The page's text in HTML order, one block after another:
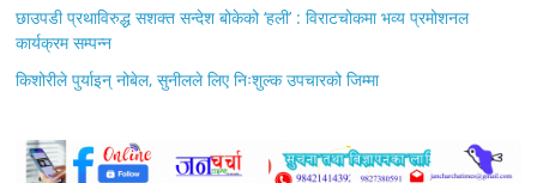
छाउपडी प्रथाविरुद्ध सशक्त सन्देश बोकेको ‘हली’ : विराटचोकमा भव्य प्रमोशनल
कार्यक्रम सम्पन्न
किशोरीले पुर्याइन् नोबेल, सुनीलले लिए निःशुल्क उपचारको जिम्मा